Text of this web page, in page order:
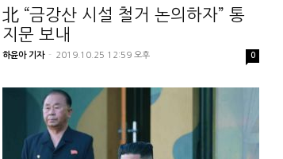
北 “금강산 시설 철거 논의하자” 통
지문 보내
하윤아 기자 - 2019.10.25 12:59 오후 0